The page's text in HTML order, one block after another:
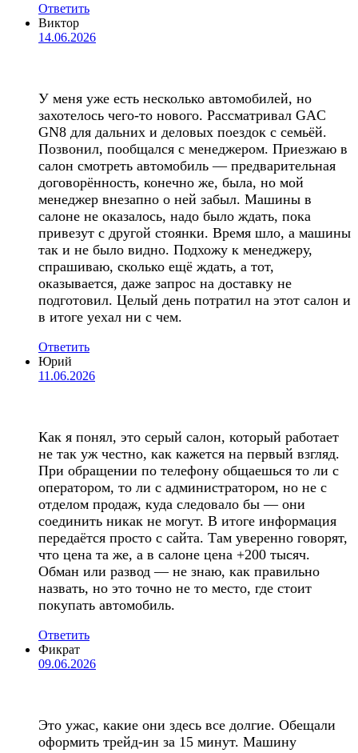
Ответить
Виктор
14.06.2026
У меня уже есть несколько автомобилей, но
захотелось чего-то нового. Рассматривал GAC
GN8 для дальних и деловых поездок с семьёй.
Позвонил, пообщался с менеджером. Приезжаю в
салон смотреть автомобиль — предварительная
договорённость, конечно же, была, но мой
менеджер внезапно о ней забыл. Машины в
салоне не оказалось, надо было ждать, пока
привезут с другой стоянки. Время шло, а машины
так и не было видно. Подхожу к менеджеру,
спрашиваю, сколько ещё ждать, а тот,
оказывается, даже запрос на доставку не
подготовил. Целый день потратил на этот салон и
в итоге уехал ни с чем.
Ответить
Юрий
11.06.2026
Как я понял, это серый салон, который работает
не так уж честно, как кажется на первый взгляд.
При обращении по телефону общаешься то ли с
оператором, то ли с администратором, но не с
отделом продаж, куда следовало бы — они
соединить никак не могут. В итоге информация
передаётся просто с сайта. Там уверенно говорят,
что цена та же, а в салоне цена +200 тысяч.
Обман или развод — не знаю, как правильно
назвать, но это точно не то место, где стоит
покупать автомобиль.
Ответить
Фикрат
09.06.2026
Это ужас, какие они здесь все долгие. Обещали
оформить трейд-ин за 15 минут. Машину